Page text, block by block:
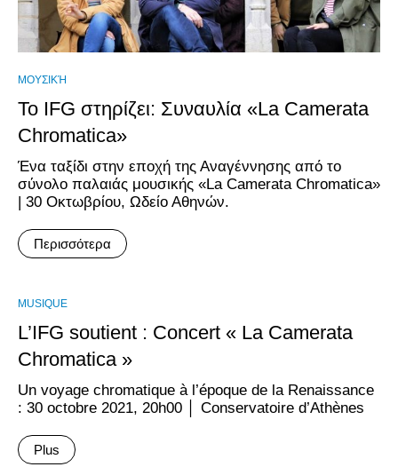
ΜΟΥΣΙΚΉ
Το IFG στηρίζει: Συναυλία «La Camerata
Chromatica»
Ένα ταξίδι στην εποχή της Αναγέννησης από το
σύνολο παλαιάς μουσικής «La Camerata Chromatica»
| 30 Οκτωβρίου, Ωδείο Αθηνών.
Περισσότερα
MUSIQUE
L’IFG soutient : Concert « La Camerata
Chromatica »
Un voyage chromatique à l’époque de la Renaissance
: 30 octobre 2021, 20h00 │ Conservatoire d’Athènes
Plus